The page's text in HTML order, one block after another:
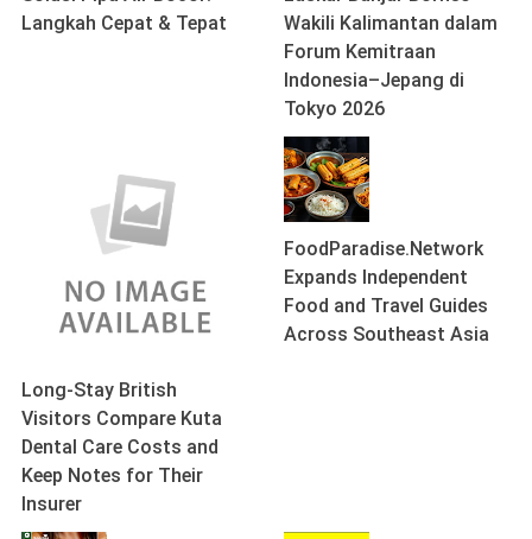
Langkah Cepat & Tepat
Wakili Kalimantan dalam
Forum Kemitraan
Indonesia–Jepang di
Tokyo 2026
Long-Stay British
Visitors Compare Kuta
Dental Care Costs and
Keep Notes for Their
Insurer
FoodParadise.Network
Expands Independent
Food and Travel Guides
Across Southeast Asia